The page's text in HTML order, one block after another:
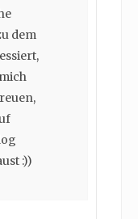
dem
:))